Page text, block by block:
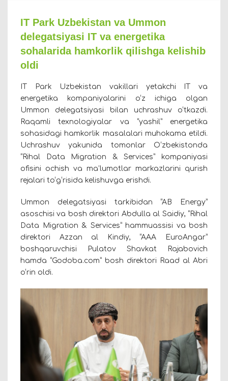
IT Park Uzbekistan va Ummon
delegatsiyasi IT va energetika
sohalarida hamkorlik qilishga kelishib
oldi
IT Park Uzbekistan vakillari yetakchi IT va
energetika kompaniyalarini o‘z ichiga olgan
Ummon delegatsiyasi bilan uchrashuv o‘tkazdi.
Raqamli texnologiyalar va “yashil” energetika
sohasidagi hamkorlik masalalari muhokama etildi.
Uchrashuv yakunida tomonlar O‘zbekistonda
“Rihal Data Migration & Services” kompaniyasi
ofisini ochish va ma’lumotlar markazlarini qurish
rejalari to‘g‘risida kelishuvga erishdi.
Ummon delegatsiyasi tarkibidan “AB Energy”
asoschisi va bosh direktori Abdulla al Saidiy, “Rihal
Data Migration & Services” hammuassisi va bosh
direktori Azzan al Kindiy, “AAA EuroAngar”
boshqaruvchisi Pulatov Shavkat Rajabovich
hamda “Godoba.com” bosh direktori Raad al Abri
o‘rin oldi.